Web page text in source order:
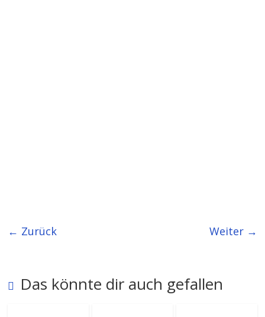
← Zurück Weiter →
Das könnte dir auch gefallen